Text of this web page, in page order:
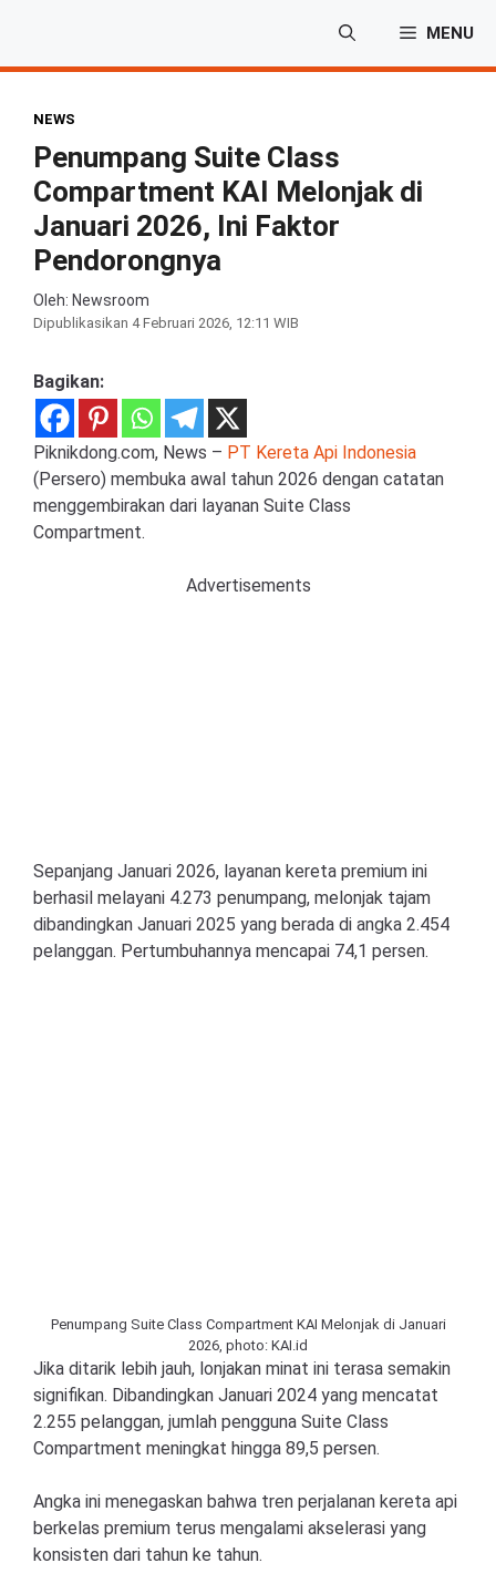
isi
MENU
NEWS
Penumpang Suite Class
Compartment KAI Melonjak di
Januari 2026, Ini Faktor
Pendorongnya
Oleh: Newsroom
Dipublikasikan 4 Februari 2026, 12:11 WIB
Bagikan:
Piknikdong.com, News – PT Kereta Api Indonesia
(Persero) membuka awal tahun 2026 dengan catatan
menggembirakan dari layanan Suite Class
Compartment.
Advertisements
Sepanjang Januari 2026, layanan kereta premium ini
berhasil melayani 4.273 penumpang, melonjak tajam
dibandingkan Januari 2025 yang berada di angka 2.454
pelanggan. Pertumbuhannya mencapai 74,1 persen.
Penumpang Suite Class Compartment KAI Melonjak di Januari
2026, photo: KAI.id
Jika ditarik lebih jauh, lonjakan minat ini terasa semakin
signifikan. Dibandingkan Januari 2024 yang mencatat
2.255 pelanggan, jumlah pengguna Suite Class
Compartment meningkat hingga 89,5 persen.
Angka ini menegaskan bahwa tren perjalanan kereta api
berkelas premium terus mengalami akselerasi yang
konsisten dari tahun ke tahun.